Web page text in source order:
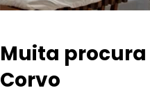
Muita
Corvo